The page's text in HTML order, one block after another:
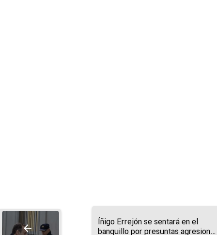
Íñigo Errejón se sentará en el
banquillo por presuntas